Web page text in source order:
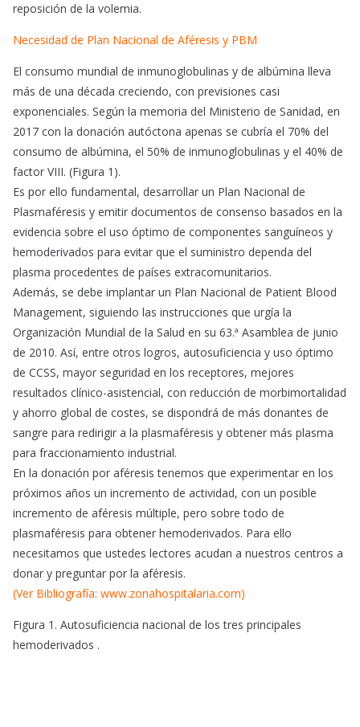
reposición de la volemia.
Necesidad de Plan Nacional de Aféresis y PBM
El consumo mundial de inmunoglobulinas y de albúmina lleva
más de una década creciendo, con previsiones casi
exponenciales. Según la memoria del Ministerio de Sanidad, en
2017 con la donación autóctona apenas se cubría el 70% del
consumo de albúmina, el 50% de inmunoglobulinas y el 40% de
factor VIII. (Figura 1).
Es por ello fundamental, desarrollar un Plan Nacional de
Plasmaféresis y emitir documentos de consenso basados en la
evidencia sobre el uso óptimo de componentes sanguíneos y
hemoderivados para evitar que el suministro dependa del
plasma procedentes de países extracomunitarios.
Además, se debe implantar un Plan Nacional de Patient Blood
Management, siguiendo las instrucciones que urgía la
Organización Mundial de la Salud en su 63.ª Asamblea de junio
de 2010. Así, entre otros logros, autosuficiencia y uso óptimo
de CCSS, mayor seguridad en los receptores, mejores
resultados clínico-asistencial, con reducción de morbimortalidad
y ahorro global de costes, se dispondrá de más donantes de
sangre para redirigir a la plasmaféresis y obtener más plasma
para fraccionamiento industrial.
En la donación por aféresis tenemos que experimentar en los
próximos años un incremento de actividad, con un posible
incremento de aféresis múltiple, pero sobre todo de
plasmaféresis para obtener hemoderivados. Para ello
necesitamos que ustedes lectores acudan a nuestros centros a
donar y preguntar por la aféresis.
(Ver Bibliografía: www.zonahospitalaria.com)
Figura 1. Autosuficiencia nacional de los tres principales
hemoderivados .